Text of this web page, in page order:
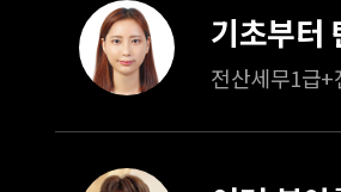
전산세무1급+